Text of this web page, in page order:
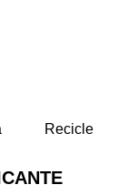
Recicle